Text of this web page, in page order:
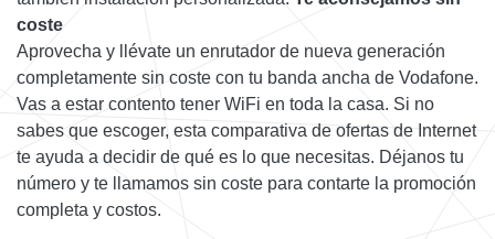
coste
Aprovecha y llévate un enrutador de nueva generación
completamente sin coste con tu banda ancha de Vodafone.
Vas a estar contento tener WiFi en toda la casa. Si no
sabes que escoger, esta comparativa de ofertas de Internet
te ayuda a decidir de qué es lo que necesitas. Déjanos tu
número y te llamamos sin coste para contarte la promoción
completa y costos.